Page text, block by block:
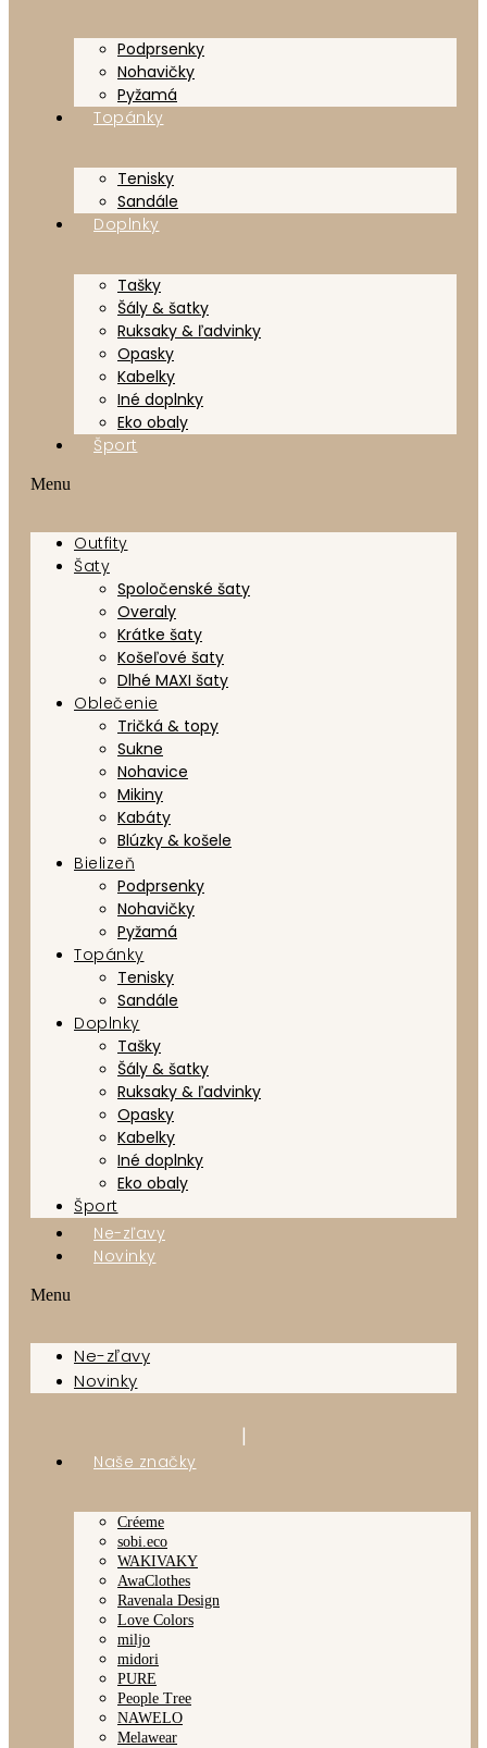
Podprsenky
Nohavičky
Pyžamá
Topánky
Tenisky
Sandále
Doplnky
Tašky
Šály & šatky
Ruksaky & ľadvinky
Opasky
Kabelky
Iné doplnky
Eko obaly
Šport
Menu
Outfity
Šaty
Spoločenské šaty
Overaly
Krátke šaty
Košeľové šaty
Dlhé MAXI šaty
Oblečenie
Tričká & topy
Sukne
Nohavice
Mikiny
Kabáty
Blúzky & košele
Bielizeň
Podprsenky
Nohavičky
Pyžamá
Topánky
Tenisky
Sandále
Doplnky
Tašky
Šály & šatky
Ruksaky & ľadvinky
Opasky
Kabelky
Iné doplnky
Eko obaly
Šport
Ne-zľavy
Novinky
Menu
Ne-zľavy
Novinky
Naše značky
Créeme
sobi.eco
WAKIVAKY
AwaClothes
Ravenala Design
Love Colors
miljo
midori
PURE
People Tree
NAWELO
Melawear